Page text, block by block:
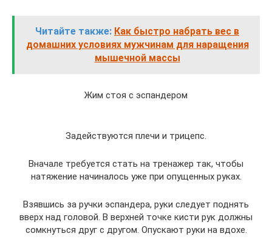
Читайте также: Как быстро набрать вес в
домашних условиях мужчинам для наращения
мышечной массы
Жим стоя с эспандером
Задействуются плечи и трицепс.
Вначале требуется стать на тренажер так, чтобы
натяжение начиналось уже при опущенных руках.
Взявшись за ручки эспандера, руки следует поднять
вверх над головой. В верхней точке кисти рук должны
сомкнуться друг с другом. Опускают руки на вдохе.